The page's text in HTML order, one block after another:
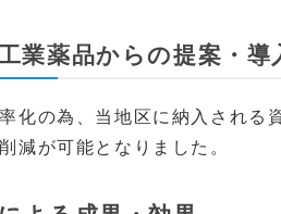
業薬品からの提案・
化の為、当地区に納入される
減が可能となりました。